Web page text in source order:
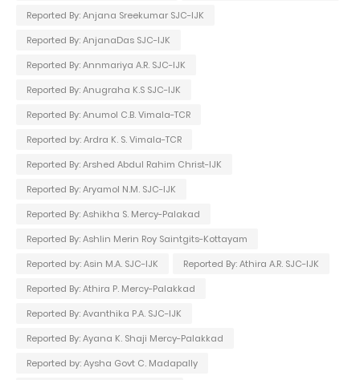
Reported By: Anjana Sreekumar SJC-IJK
Reported By: AnjanaDas SJC-IJK
Reported By: Annmariya A.R. SJC-IJK
Reported By: Anugraha K.S SJC-IJK
Reported By: Anumol C.B. Vimala-TCR
Reported by: Ardra K. S. Vimala-TCR
Reported By: Arshed Abdul Rahim Christ-IJK
Reported By: Aryamol N.M. SJC-IJK
Reported By: Ashikha S. Mercy-Palakad
Reported By: Ashlin Merin Roy Saintgits-Kottayam
Reported by: Asin M.A. SJC-IJK
Reported By: Athira A.R. SJC-IJK
Reported By: Athira P. Mercy-Palakkad
Reported By: Avanthika P.A. SJC-IJK
Reported By: Ayana K. Shaji Mercy-Palakkad
Reported by: Aysha Govt C. Madapally